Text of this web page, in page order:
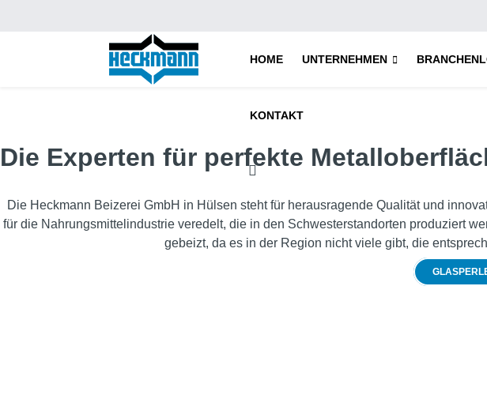
HOME UNTERNEHMEN
KONTAKT
Die Experten für perfekte
Die Heckmann Beizerei GmbH in Hülsen steht für herausragende Qualität und
für die Nahrungsmittelindustrie veredelt, die in den Schwesterstandorten produziert
gebeizt, da es in der Region nicht viele gibt, die